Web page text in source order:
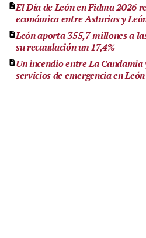
El Día de León en Fidma 2026
económica entre Asturias y
León aporta 355,7 millones a
su recaudación un 17,4%
Un incendio entre La
servicios de emergencia en León